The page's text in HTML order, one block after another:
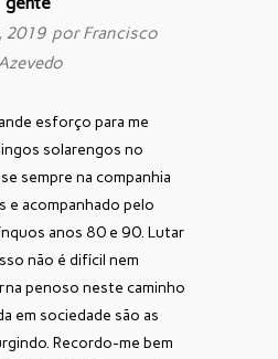
2019 porFrancisco
esforço para me
solarengos no
sempre na companhia
e acompanhado pelo
anos 80 e 90. Lutar
não é difícil nem
penoso neste caminho
em sociedade são as
Recordo-me bem